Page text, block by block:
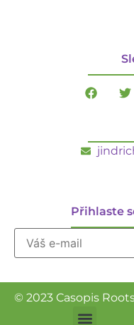
Přihlaste
© 2023 Casopis